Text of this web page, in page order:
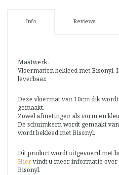
Info Reviews
Maatwerk.
Vloermatten bekleed met Bisonyl.
leverbaar.
Deze vloermat van 10cm dik
gemaakt.
Zowel afmetingen als vorm en
De schuimkern wordt gemaakt
wordt bekleed met Bisonyl.
Dit product wordt uitgevoerd met
Hiervindt u meer informatie over
Bisonyl.